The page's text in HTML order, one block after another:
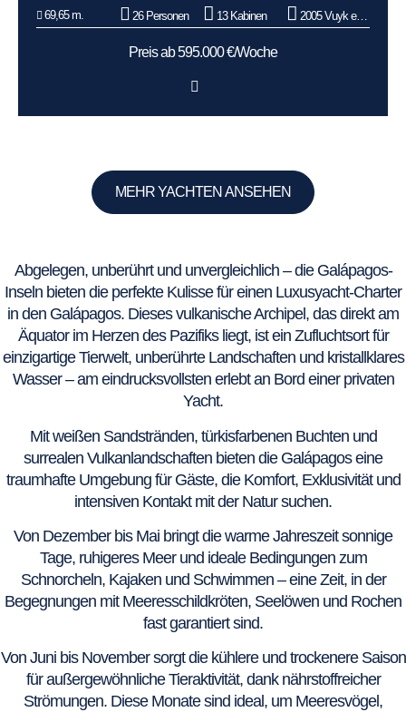
69,65 m. 26 Personen 13 Kabinen 2005 Vuyk en Zonen
Preis ab 595.000 €/Woche
MEHR YACHTEN ANSEHEN
Abgelegen, unberührt und unvergleichlich – die Galápagos-
Inseln bieten die perfekte Kulisse für einen Luxusyacht-Charter
in den Galápagos. Dieses vulkanische Archipel, das direkt am
Äquator im Herzen des Pazifiks liegt, ist ein Zufluchtsort für
einzigartige Tierwelt, unberührte Landschaften und kristallklares
Wasser – am eindrucksvollsten erlebt an Bord einer privaten
Yacht.
Mit weißen Sandstränden, türkisfarbenen Buchten und
surrealen Vulkanlandschaften bieten die Galápagos eine
traumhafte Umgebung für Gäste, die Komfort, Exklusivität und
intensiven Kontakt mit der Natur suchen.
Von Dezember bis Mai bringt die warme Jahreszeit sonnige
Tage, ruhigeres Meer und ideale Bedingungen zum
Schnorcheln, Kajaken und Schwimmen – eine Zeit, in der
Begegnungen mit Meeresschildkröten, Seelöwen und Rochen
fast garantiert sind.
Von Juni bis November sorgt die kühlere und trockenere Saison
für außergewöhnliche Tieraktivität, dank nährstoffreicher
Strömungen. Diese Monate sind ideal, um Meeresvögel,